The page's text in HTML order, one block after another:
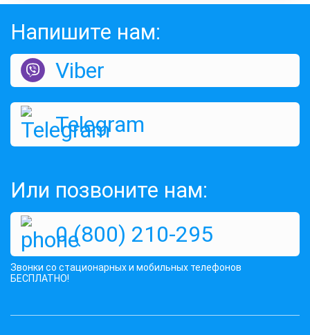
Напишите нам:
Viber
Telegram
Или позвоните нам:
0 (800) 210-295
Звонки со стационарных и мобильных телефонов
БЕСПЛАТНО!